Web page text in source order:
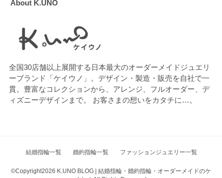
About K.UNO
全国30店舗以上展開する日本最大のオーダーメイドジュエリ
ーブランド「ケイウノ」。デザイン・製造・販売を自社で一
貫。豊富なコレクションから、アレンジ、フルオーダー、デ
ィズニーデザインまで。 お客さまの想いをカタチに…。
結婚指輪一覧 婚約指輪一覧 ファッションジュエリー一覧
©Copyright2026 K.UNO BLOG | 結婚指輪・婚約指輪・オーダーメイドのケ